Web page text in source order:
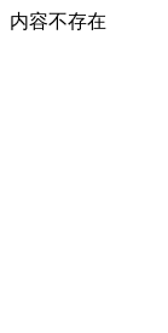
内容不存在